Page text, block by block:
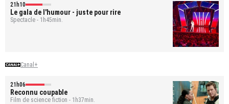
21h10
Le gala de l'humour - juste pour rire
Spectacle - 1h45min.
Canal+
21h06
Reconnu coupable
Film de science fiction - 1h37min.